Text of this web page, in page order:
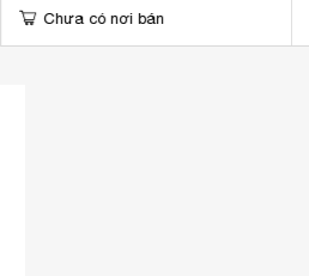
Chưa có nơi bán